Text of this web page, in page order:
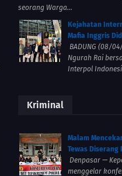
seorang Warga...
Kejahatan
Mafia Inggris
BADUNG (08/
Ngurah Rai
Interpol
Kriminal
Malam
Tewas Diserang
Denpasar —
menggelar